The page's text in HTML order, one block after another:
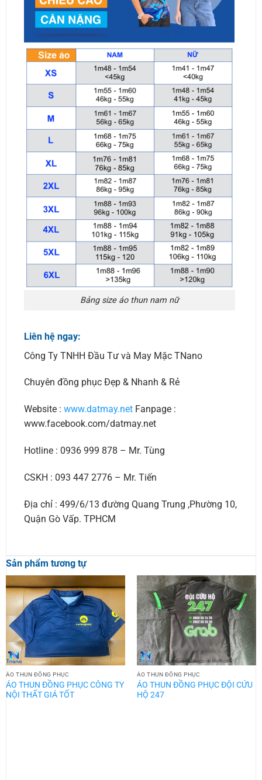
Bảng size áo thun nam nữ
Liên hệ ngay:
Công Ty TNHH Đầu Tư và May Mặc TNano
Chuyên đồng phục Đẹp & Nhanh & Rẻ
Website : www.datmay.netFanpage :
www.facebook.com/datmay.net
Hotline : 0936 999 878 – Mr. Tùng
CSKH : 093 447 2776 – Mr. Tiến
Địa chỉ : 499/6/13 đường Quang Trung ,Phường 10,
Quận Gò Vấp. TPHCM
Sản phẩm tương tự
ÁO THUN ĐỒNG PHỤC
ÁO THUN ĐỒNG PHỤC CÔNG TY
NỘI THẤT GIÁ TỐT
ÁO THUN ĐỒNG PHỤC
ÁO THUN ĐỒNG PHỤC ĐỘI CỨU
HỘ 247